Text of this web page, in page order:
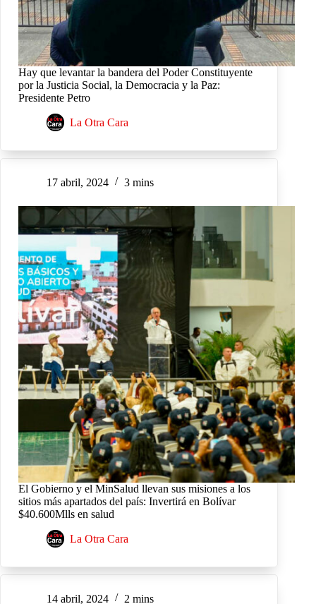
Hay que levantar la bandera del Poder Constituyente
por la Justicia Social, la Democracia y la Paz:
Presidente Petro
La Otra Cara
17 abril, 2024 3 mins
El Gobierno y el MinSalud llevan sus misiones a los
sitios más apartados del país: Invertirá en Bolívar
$40.600Mlls en salud
La Otra Cara
14 abril, 2024 2 mins